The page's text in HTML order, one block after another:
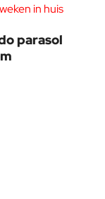
Tore Bleuzé
in huis
parasol